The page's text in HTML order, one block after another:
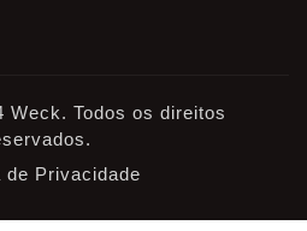
Weck. Todos os direitos
de Privacidade